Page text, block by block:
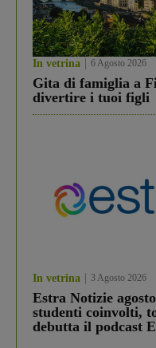
In vetrina 6 Agosto 2026
Gita di famiglia a
divertire i tuoi figli
In vetrina 3 Agosto 2026
Estra Notizie
studenti coinvolti,
debutta il podcast